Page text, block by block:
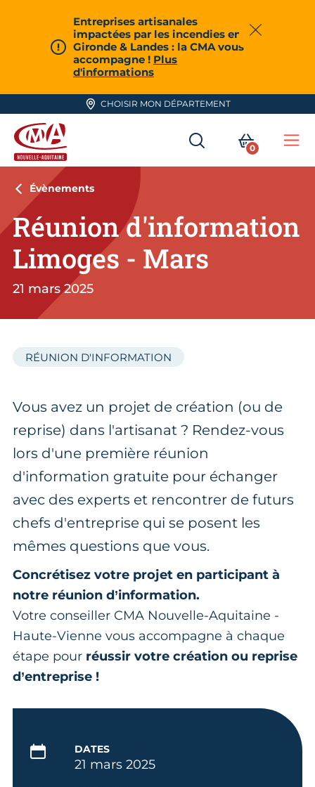
Entreprises artisanales
impactées par les incendies en
Gironde & Landes : la CMA vous
accompagne ! Plus
d'informations
Fermer
CHOISIR MON DÉPARTEMENT
CMA Nouvelle-Aquitaine
RECHERCHER
MON
0
Évènements
Réunion d'information
Limoges - Mars
21 mars 2025
RÉUNION D'INFORMATION
Vous avez un projet de création (ou de
reprise) dans l'artisanat ? Rendez-vous
lors d'une première réunion
d'information gratuite pour échanger
avec des experts et rencontrer de futurs
chefs d'entreprise qui se posent les
mêmes questions que vous.
Concrétisez votre projet en participant à
notre réunion d’information.
Votre conseiller CMA Nouvelle-Aquitaine -
Haute-Vienne vous accompagne à chaque
étape pour réussir votre création ou reprise
d’entreprise !
DATES
21 mars 2025